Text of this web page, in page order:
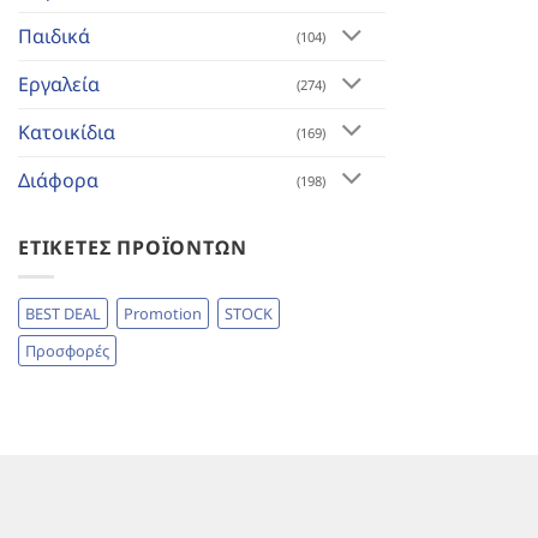
Παιδικά (104)
Εργαλεία (274)
Κατοικίδια (169)
Διάφορα (198)
ΕΤΙΚΈΤΕΣ ΠΡΟΪΌΝΤΩΝ
BEST DEAL Promotion
STOCK
Προσφορές